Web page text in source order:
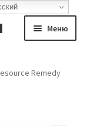
Меню
Remedy